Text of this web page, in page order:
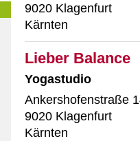
9020 Klagenfurt
Kärnten
Lieber Balance
Yogastudio
Ankershofenstraße
9020 Klagenfurt
Kärnten